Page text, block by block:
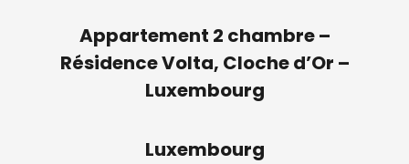
Appartement 2 chambre –
Résidence Volta, Cloche d’Or –
Luxembourg
Luxembourg